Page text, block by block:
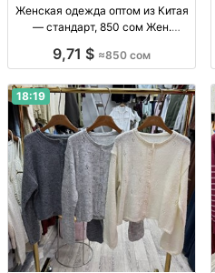
Женская одежда оптом из Китая
— стандарт, 850 сом Жен.
прямые поставки, отправка по
9,71 $ ≈850 сом
18:19